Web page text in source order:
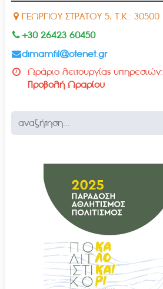
ΓΕΩΡΓΙΟΥ ΣΤΡΑΤΟΥ 5, Τ.Κ.: 30500
+30 26423 60450
dimamfil@otenet.gr
Ωράριο λειτουργίας υπηρεσιών:
Προβολή Ωραρίου